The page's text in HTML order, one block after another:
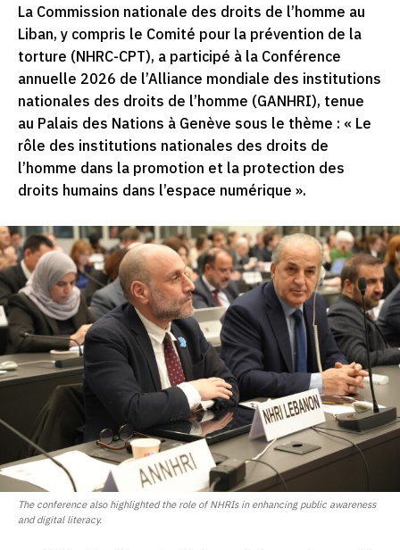
La Commission nationale des droits de l’homme au
Liban, y compris le Comité pour la prévention de la
torture (NHRC-CPT), a participé à la Conférence
annuelle 2026 de l’Alliance mondiale des institutions
nationales des droits de l’homme (GANHRI), tenue
au Palais des Nations à Genève sous le thème : « Le
rôle des institutions nationales des droits de
l’homme dans la promotion et la protection des
droits humains dans l’espace numérique ».
The conference also highlighted the role of NHRIs in enhancing public awareness
and digital literacy.